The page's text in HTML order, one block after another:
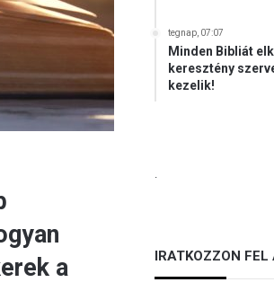
a
tegnap, 07:07
Minden Bibliát
keresztény
kezelik!
.
IRATKOZZON FEL